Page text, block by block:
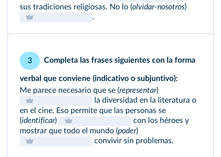
sus tradiciones religiosas. No lo (olvidar-nosotros)
.
3 Completa las frases siguientes con la forma
verbal que conviene (indicativo o subjuntivo):
Me parece necesario que se (representar)
la diversidad en la literatura o
en el cine. Eso permite que las personas se
(identificar)
con los héroes y
mostrar que todo el mundo (poder)
convivir sin problemas.